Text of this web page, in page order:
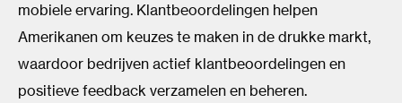
mobiele ervaring. Klantbeoordelingen helpen
Amerikanen om keuzes te maken in de drukke markt,
waardoor bedrijven actief klantbeoordelingen en
positieve feedback verzamelen en beheren.